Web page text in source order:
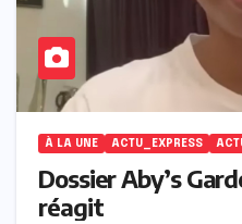
À LA UNE ACTU_EXPRESS
Dossier Aby’s
réagit